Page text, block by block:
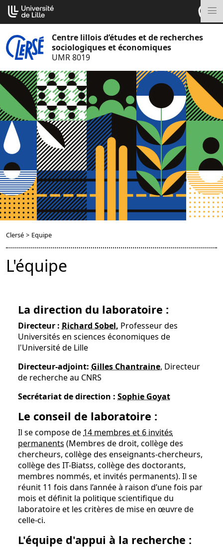
Aller
au
contenu
Centre lillois d’études et de recherches
sociologiques et économiques
UMR 8019
Clersé > Equipe
L'équipe
La direction du laboratoire :
Directeur : Richard Sobel, Professeur des
Universités en sciences économiques de
l'Université de Lille
Directeur-adjoint: Gilles Chantraine, Directeur
de recherche au CNRS
Secrétariat de direction : Sophie Goyat
Le conseil de laboratoire :
Il se compose de 14 membres et 6 invités
permanents (Membres de droit, collège des
chercheurs, collège des enseignants-chercheurs,
collège des IT-Biatss, collège des doctorants,
membres nommés, et invités permanents). Il se
réunit 11 fois dans l’année à raison d’une fois par
mois et définit la politique scientifique du
laboratoire et les critères de mise en œuvre de
celle-ci.
L'équipe d'appui à la recherche :
Cookies management panel